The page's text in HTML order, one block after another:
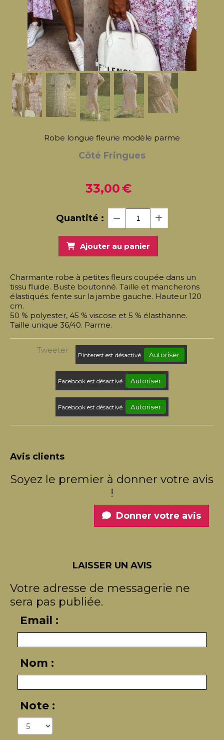
Robe longue fleurie modèle parme
Côté Fringues
33,00€
Quantité :
Ajouter au panier
Charmante robe à petites fleurs coupée dans un
tissu fluide. Buste boutonné. Taille et mancherons
élastiqués. fente sur la jambe gauche. Hauteur 120
cm.
50 % polyester, 45 % viscose et 5 % élasthanne.
Taille unique 36/40. Parme.
Tweeter
Pinterest est désactivé. Autoriser
Facebook est désactivé. Autoriser
Facebook est désactivé. Autoriser
Avis clients
Soyez le premier à donner votre avis
!
Donner votre avis
LAISSER UN AVIS
Votre adresse de messagerie ne
sera pas publiée.
Email :
Nom :
Note :